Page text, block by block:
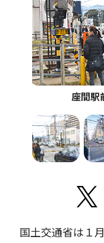
座間駅
国土交通省は１